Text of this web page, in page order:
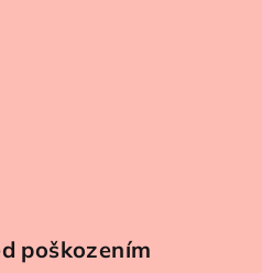
poškozením